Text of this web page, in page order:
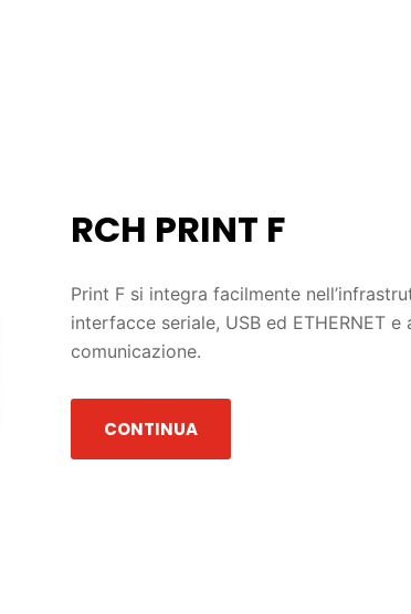
RCH PRINT F
Print F si integra facilmente
interfacce seriale, USB ed ETHERNET
comunicazione.
CONTINUA